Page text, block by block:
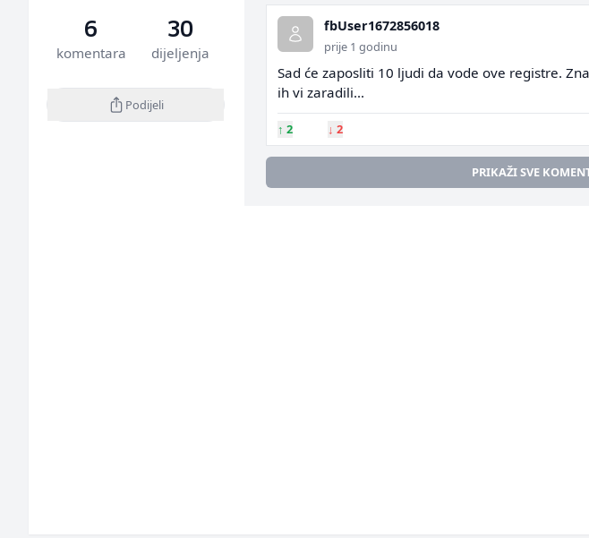
6
komentara
30
dijeljenja
Podijeli
fbUser1672856018
prije 1 godinu
Sad će zaposliti 10 ljudi da vode ove registre.
ih vi zaradili...
↑ 2 ↓ 2
PRIKAŽI SVE